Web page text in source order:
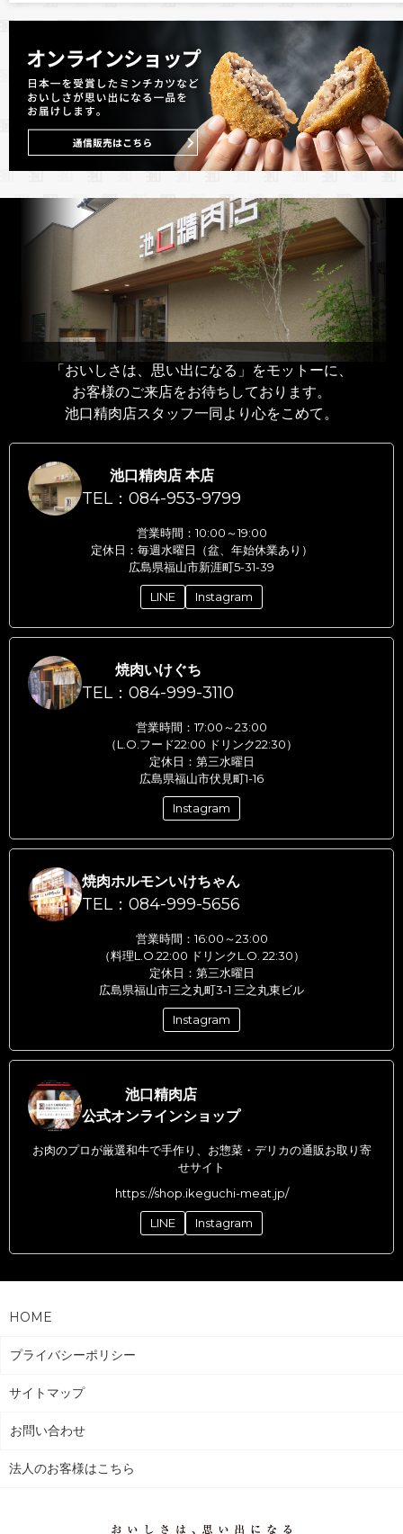
「おいしさは、思い出になる」をモットーに、
お客様のご来店をお待ちしております。
池口精肉店スタッフ一同より心をこめて。
池口精肉店 本店
TEL：084-953-9799
営業時間：10:00～19:00
定休日：毎週水曜日（盆、年始休業あり）
広島県福山市新涯町5-31-39
LINE Instagram
焼肉いけぐち
TEL：084-999-3110
営業時間：17:00～23:00
（L.O.フード22:00 ドリンク22:30）
定休日：第三水曜日
広島県福山市伏見町1-16
Instagram
焼肉ホルモンいけちゃん
TEL：084-999-5656
営業時間：16:00～23:00
（料理L.O.22:00 ドリンクL.O. 22:30）
定休日：第三水曜日
広島県福山市三之丸町3-1 三之丸東ビル
Instagram
池口精肉店
公式オンラインショップ
お肉のプロが厳選和牛で手作り、お惣菜・デリカの通販お取り寄
せサイト
https://shop.ikeguchi-meat.jp/
LINE Instagram
HOME
プライバシーポリシー
サイトマップ
お問い合わせ
法人のお客様はこちら